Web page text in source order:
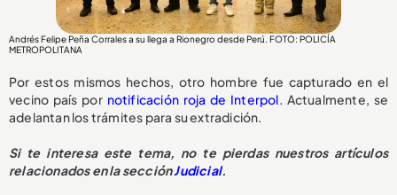
Andrés Felipe Peña Corrales a su llega a Rionegro desde Perú. FOTO: POLICÍA
METROPOLITANA
Por estos mismos hechos, otro hombre fue capturado en el
vecino país por notificación roja de Interpol. Actualmente, se
adelantan los trámites para su extradición.
Si te interesa este tema, no te pierdas nuestros artículos
relacionados en la secciónJudicial.